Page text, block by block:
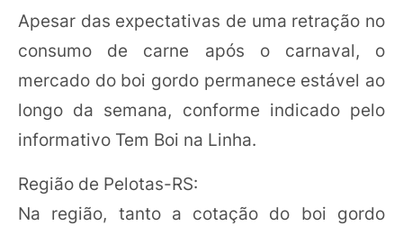
Apesar das expectativas de uma retração no
consumo de carne após o carnaval, o
mercado do boi gordo permanece estável ao
longo da semana, conforme indicado pelo
informativo Tem Boi na Linha.
Região de Pelotas-RS:
Na região, tanto a cotação do boi gordo